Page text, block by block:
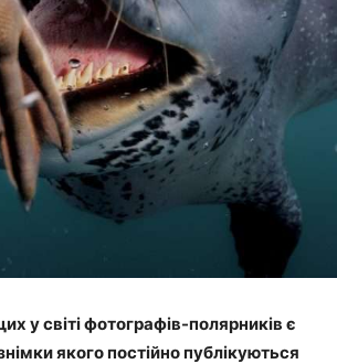
у світі фотографів-полярників є
якого постійно публікуються